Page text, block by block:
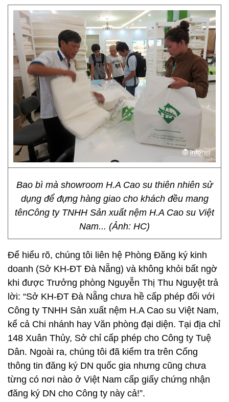
Bao bì mà showroom H.A Cao su thiên nhiên sử
dụng để đựng hàng giao cho khách đều mang
tênCông ty TNHH Sản xuất nệm H.A Cao su Việt
Nam... (Ảnh: HC)
Để hiểu rõ, chúng tôi liên hệ Phòng Đăng ký kinh
doanh (Sở KH-ĐT Đà Nẵng) và không khỏi bất ngờ
khi được Trưởng phòng Nguyễn Thị Thu Nguyệt trả
lời: “Sở KH-ĐT Đà Nẵng chưa hề cấp phép đối với
Công ty TNHH Sản xuất nệm H.A Cao su Việt Nam,
kể cả Chi nhánh hay Văn phòng đại diện. Tại địa chỉ
148 Xuân Thủy, Sở chỉ cấp phép cho Công ty Tuệ
Dân. Ngoài ra, chúng tôi đã kiểm tra trên Cổng
thông tin đăng ký DN quốc gia nhưng cũng chưa
từng có nơi nào ở Việt Nam cấp giấy chứng nhận
đăng ký DN cho Công ty này cả!”.